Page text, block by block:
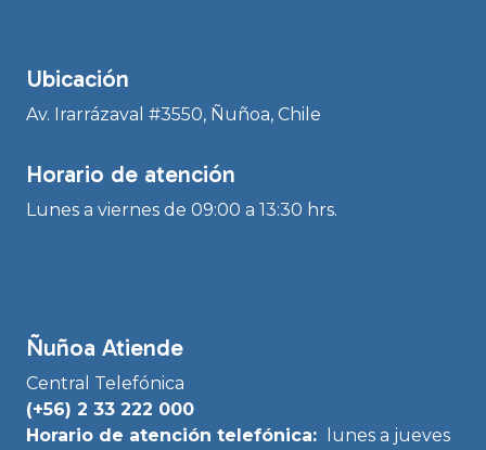
Ubicación
Av. Irarrázaval #3550, Ñuñoa, Chile
Horario de atención
Lunes a viernes de 09:00 a 13:30 hrs.
Ñuñoa Atiende
Central Telefónica
(+56) 2 33 222 000
Horario de atención telefónica:
lunes a jueves